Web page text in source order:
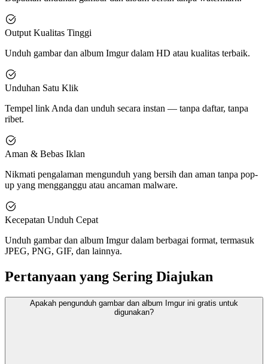
Output Kualitas Tinggi
Unduh gambar dan album Imgur dalam HD atau kualitas terbaik.
Unduhan Satu Klik
Tempel link Anda dan unduh secara instan — tanpa daftar, tanpa
ribet.
Aman & Bebas Iklan
Nikmati pengalaman mengunduh yang bersih dan aman tanpa pop-
up yang mengganggu atau ancaman malware.
Kecepatan Unduh Cepat
Unduh gambar dan album Imgur dalam berbagai format, termasuk
JPEG, PNG, GIF, dan lainnya.
Pertanyaan yang Sering Diajukan
Apakah pengunduh gambar dan album Imgur ini gratis untuk
digunakan?